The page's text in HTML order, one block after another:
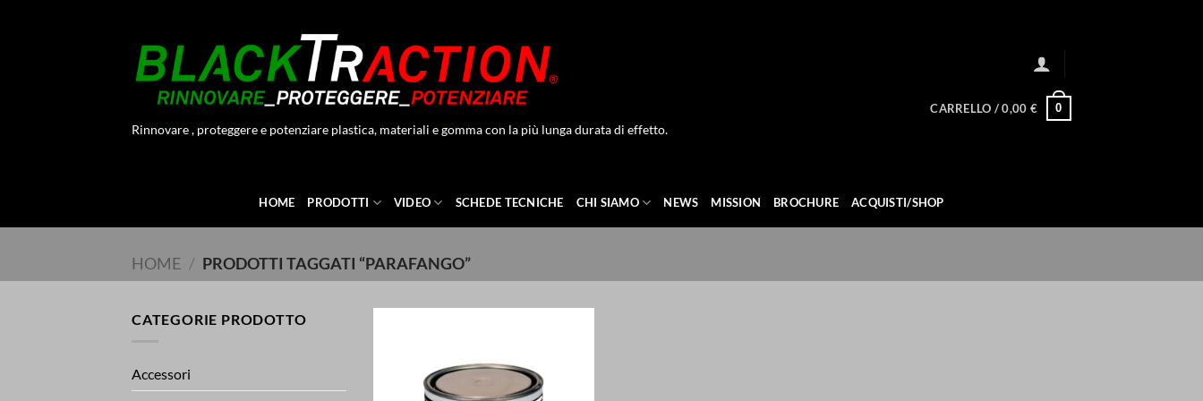
Rinnovare , proteggere e potenziare plastica, materiali e gomma con la più lunga durata di effetto.
CARRELLO /0,00 € 0
HOME PRODOTTI VIDEO SCHEDE TECNICHE CHI SIAMO NEWS MISSION BROCHURE ACQUISTI/SHOP
HOME / PRODOTTI TAGGATI “PARAFANGO”
CATEGORIE PRODOTTO
Accessori